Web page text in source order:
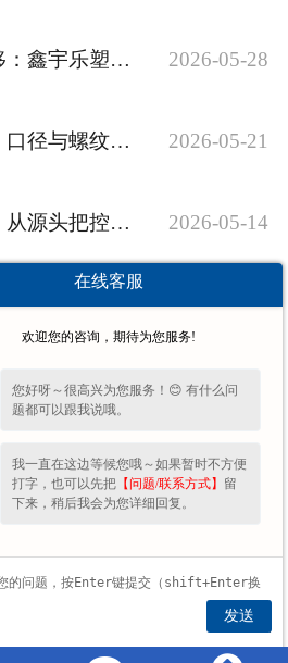
工业包装与液体转移：鑫宇乐塑料制品的一站式解决方案 2026-05-28
塑料桶盖匹配容器：口径与螺纹的适配关键 2026-05-21
化工桶盖防伪设计：从源头把控包装防护 2026-05-14
便携式塑料抽液器：小体积大作用的液体转移工具 2026-05-07
化工包装密封难题？化工桶盖的多重防护设计 2026-04-30
塑料桶盖日常养护误区：这些做法会加速老化 2026-04-23
最后一页 ›
在线客服
欢迎您的咨询，期待为您服务!
您好呀～很高兴为您服务！😊 有什么问
题都可以跟我说哦。
我一直在这边等候您哦～如果暂时不方便
打字，也可以先把 【问题/联系方式】 留
下来，稍后我会为您详细回复。
发送